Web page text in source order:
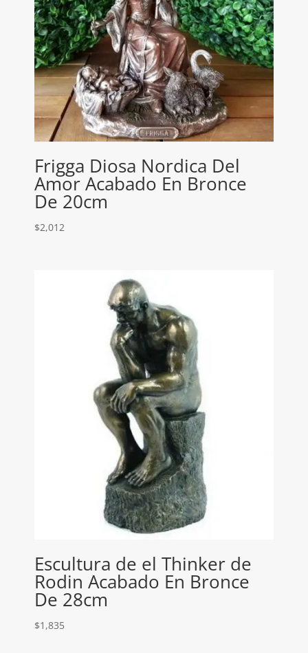
Frigga Diosa Nordica Del
Amor Acabado En Bronce
De 20cm
$2,012
Escultura de el Thinker de
Rodin Acabado En Bronce
De 28cm
$1,835